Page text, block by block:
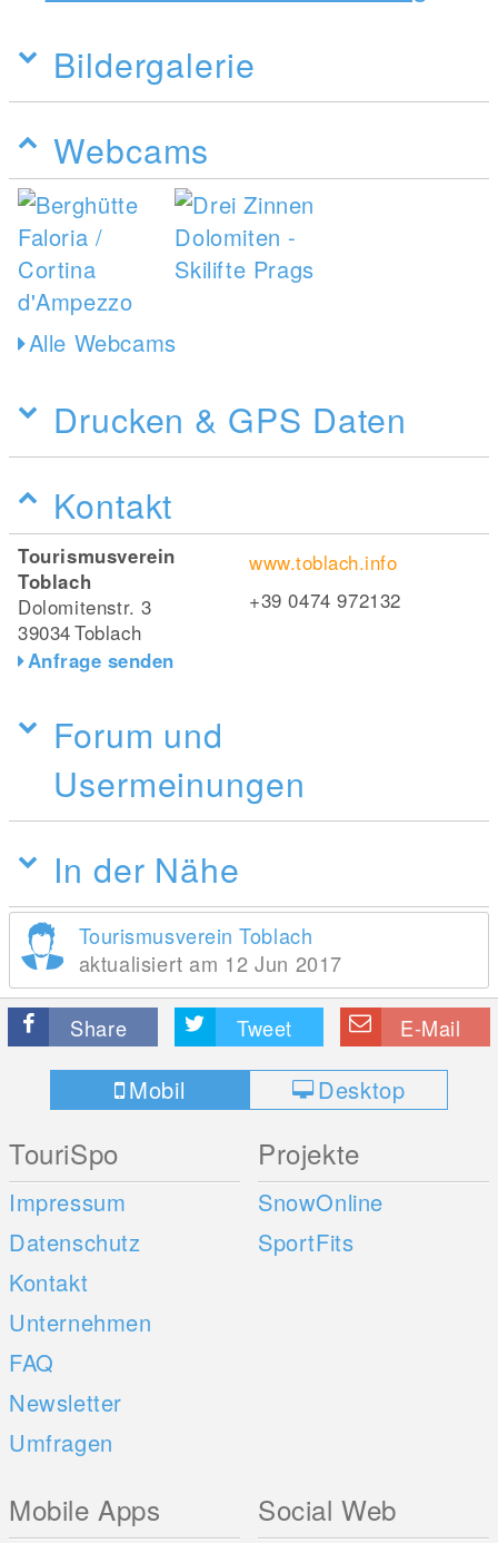
Bildergalerie
Webcams
Alle Webcams
Drucken & GPS Daten
Kontakt
Tourismusverein
Toblach
Dolomitenstr. 3
39034Toblach
Anfrage senden
www.toblach.info
+39 0474 972132
Forum und
Usermeinungen
In der Nähe
Tourismusverein Toblach
aktualisiert am 12 Jun 2017
Share Tweet E-Mail
Mobil Desktop
TouriSpo
Impressum
Datenschutz
Kontakt
Unternehmen
FAQ
Newsletter
Umfragen
Projekte
SnowOnline
SportFits
Mobile Apps Social Web